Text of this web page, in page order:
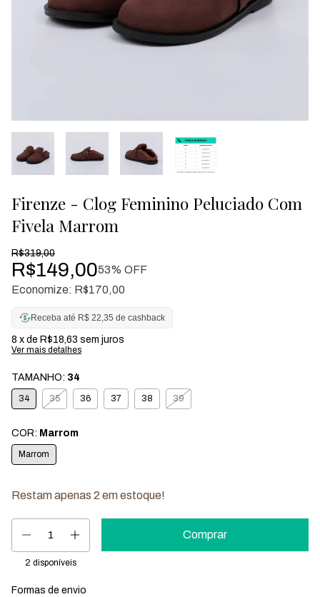
Firenze - Clog Feminino Peluciado Com
Fivela Marrom
R$319,00
R$149,0053% OFF
Economize: R$170,00
Receba até R$ 22,35 de cashback
8 x de R$18,63 sem juros
Ver mais detalhes
TAMANHO: 34
34 35 36 37 38 39
COR: Marrom
Marrom
Restam apenas 2 em estoque!
2 disponíveis
Entregas para o CEP:
Formas de envio